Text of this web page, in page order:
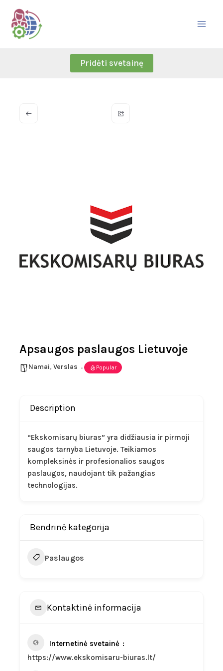
Skip
content
Pridėti svetainę
Apsaugos paslaugos Lietuvoje
Namai,Verslas Popular
Description
“Ekskomisarų biuras” yra didžiausia ir pirmoji
saugos tarnyba Lietuvoje. Teikiamos
kompleksinės ir profesionalios saugos
paslaugos, naudojant tik pažangias
technologijas.
Bendrinė kategorija
Paslaugos
Kontaktinė informacija
Internetinė svetainė
https://www.ekskomisaru-biuras.lt/